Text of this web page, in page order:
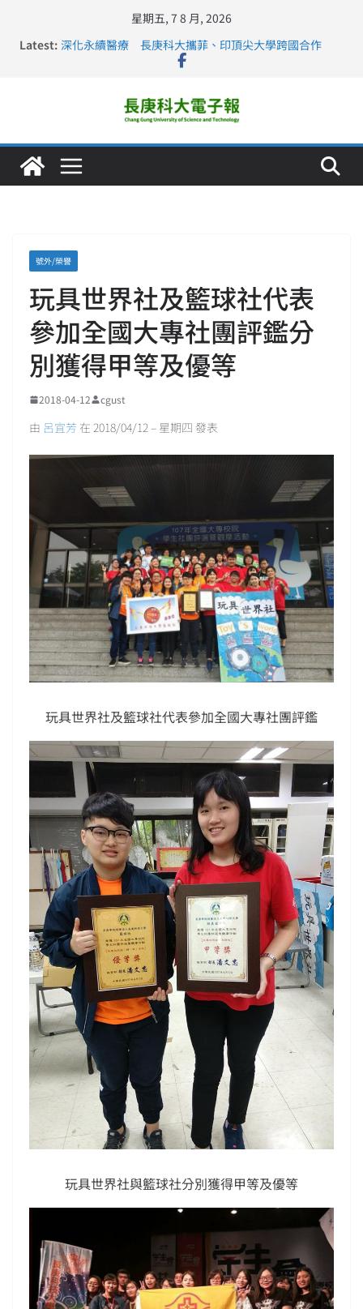
星期五, 7 8 月, 2026
Latest: 深化永續醫療 長庚科大攜菲、印頂尖大學跨國合作
長庚科大訪凱瑟醫療集團、美容學校收穫豐
仁德醫專與長庚科大締結策略聯盟 培育護理尖兵
長庚科大連四年穩居《遠見》醫學大學第5名 辦學實力再
號外/榮譽
玩具世界社及籃球社代表
參加全國大專社團評鑑分
別獲得甲等及優等
2018-04-12 cgust
由 呂宜芳 在 2018/04/12 – 星期四 發表
玩具世界社及籃球社代表參加全國大專社團評鑑
玩具世界社與籃球社分別獲得甲等及優等